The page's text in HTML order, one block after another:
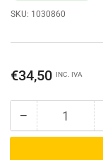
SKU: 1030860
Precio
€34,50 INC. IVA
− Reducir
cantidad
Cantidad